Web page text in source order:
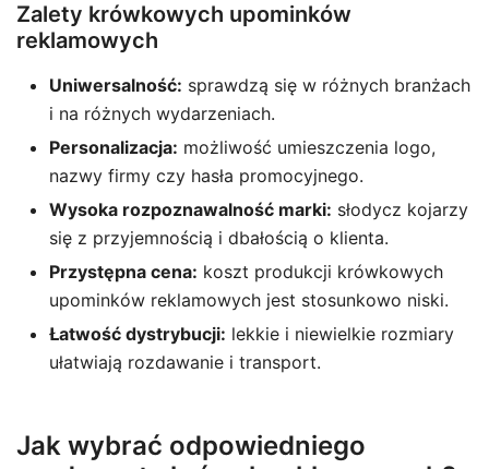
Zalety krówkowych upominków
reklamowych
Uniwersalność: sprawdzą się w różnych branżach
i na różnych wydarzeniach.
Personalizacja: możliwość umieszczenia logo,
nazwy firmy czy hasła promocyjnego.
Wysoka rozpoznawalność marki: słodycz kojarzy
się z przyjemnością i dbałością o klienta.
Przystępna cena: koszt produkcji krówkowych
upominków reklamowych jest stosunkowo niski.
Łatwość dystrybucji: lekkie i niewielkie rozmiary
ułatwiają rozdawanie i transport.
Jak wybrać odpowiedniego